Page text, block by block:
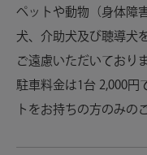
ペットや動物（身体障
犬、介助犬及び聴導犬
ご遠慮いただいておりま
駐車料金は1台 2,000円
トをお持ちの方のみの